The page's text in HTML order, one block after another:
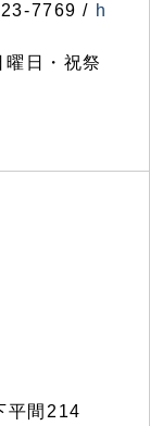
7769 / h
日・祝祭
平間214